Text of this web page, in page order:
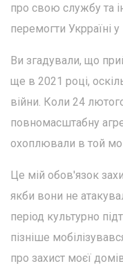
про свою службу та
перемогти Укрраїні у
Ви згадували, що
ще в 2021 році,
війни. Коли 24
повномасштабну
охоплювали в той
Це мій обов'язок
якби вони не
період культурно
пізніше
про захист моєї